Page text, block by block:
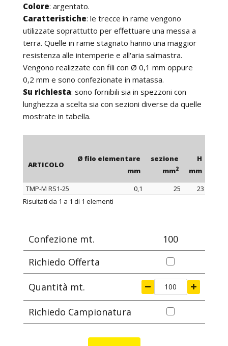
Colore: argentato.
Caratteristiche: le trecce in rame vengono
utilizzate soprattutto per effettuare una messa a
terra. Quelle in rame stagnato hanno una maggior
resistenza alle intemperie e all'aria salmastra.
Vengono realizzate con fili con Ø 0,1 mm oppure
0,2 mm e sono confezionate in matassa.
Su richiesta: sono fornibili sia in spezzoni con
lunghezza a scelta sia con sezioni diverse da quelle
mostrate in tabella.
ARTICOLO
Ø filo elementare
mm
sezione
mm2
H
mm
ARTICOLO
Ø filo elementare
TMP-M RS1-25 0,1 25
23
Risultati da 1 a 1 di 1 elementi
Confezione mt.
100
Richiedo Offerta
Quantità mt.
Richiedo Campionatura